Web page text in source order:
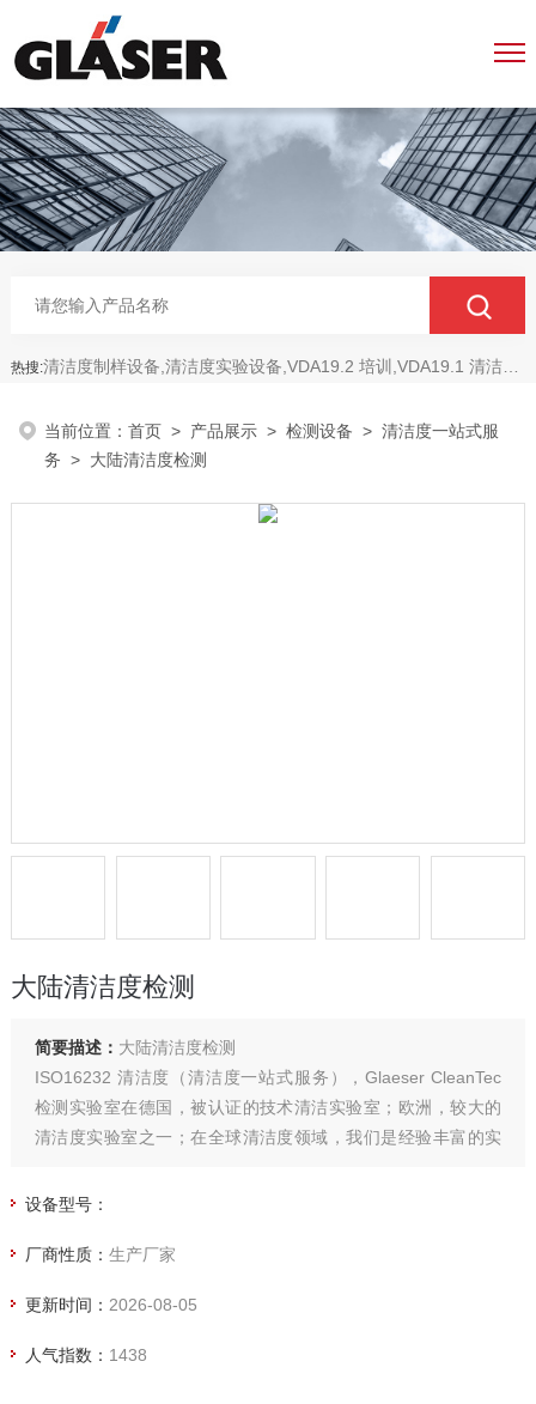
热搜:清洁度制样设备,清洁度实验设备,VDA19.2 培训,VDA19.1 清洁度,ISO16232 清洁度
当前位置：首页 > 产品展示 >检测设备 >清洁度一站式服
务 > 大陆清洁度检测
大陆清洁度检测
简要描述： 大陆清洁度检测
ISO16232 清洁度（清洁度一站式服务），Glaeser CleanTec
检测实验室在德国，被认证的技术清洁实验室；欧洲，较大的
清洁度实验室之一；在全球清洁度领域，我们是经验丰富的实
国认可实验室。满足VDA19.1 & ISO16232， 以及奔驰，宝
求。
设备型号：
厂商性质： 生产厂家
更新时间： 2026-08-05
人气指数： 1438